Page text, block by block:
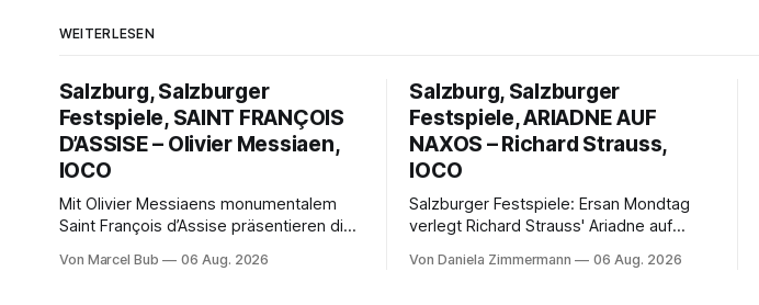
WEITERLESEN
Salzburg, Salzburger
Festspiele, SAINT FRANÇOIS
D’ASSISE – Olivier Messiaen,
IOCO
Mit Olivier Messiaens monumentalem
Saint François d’Assise präsentieren die
außergewöhnlichen Opernabend.
Von Marcel Bub 06 Aug. 2026
Salzburg, Salzburger
Festspiele, ARIADNE AUF
NAXOS – Richard Strauss,
IOCO
Salzburger Festspiele: Ersan Mondtag
verlegt Richard Strauss' Ariadne auf
Science-Fiction mit Opernklassik.
Von Daniela Zimmermann 06 Aug. 2026